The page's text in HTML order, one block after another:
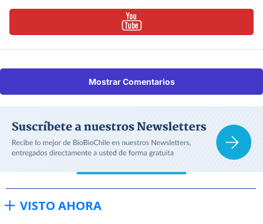
Mostrar Comentarios
VISTO AHORA